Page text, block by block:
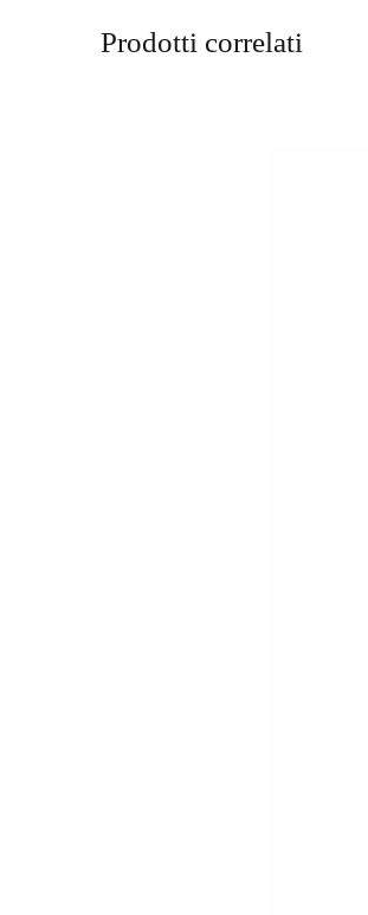
Prodotti correlati